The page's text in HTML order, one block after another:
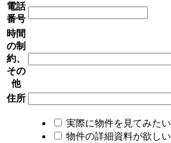
電話
番号
時間
の制
約、
その
他
住所
実際に物件を見てみたい
物件の詳細資料が欲しい